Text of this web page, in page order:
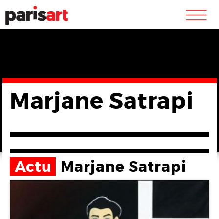
m
Marjane Satrapi
Actu Marjane Satrapi